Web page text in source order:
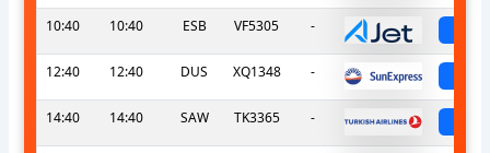
10:40 10:40 ESB VF5305 -
12:40 12:40 DUS XQ1348 -
14:40 14:40 SAW TK3365 -